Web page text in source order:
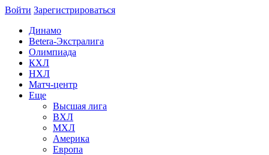
Войти Зарегиcтрироваться
Динамо
Betera-Экстралига
Олимпиада
КХЛ
НХЛ
Матч-центр
Еще
Высшая лига
ВХЛ
МХЛ
Америка
Европа